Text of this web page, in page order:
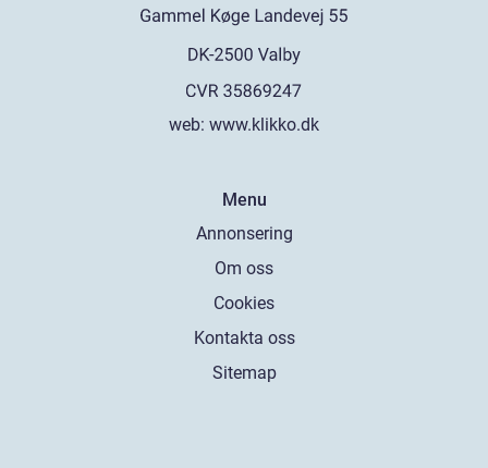
web: www.klikko.dk
Menu
Annonsering
Om oss
Cookies
Kontakta oss
Sitemap